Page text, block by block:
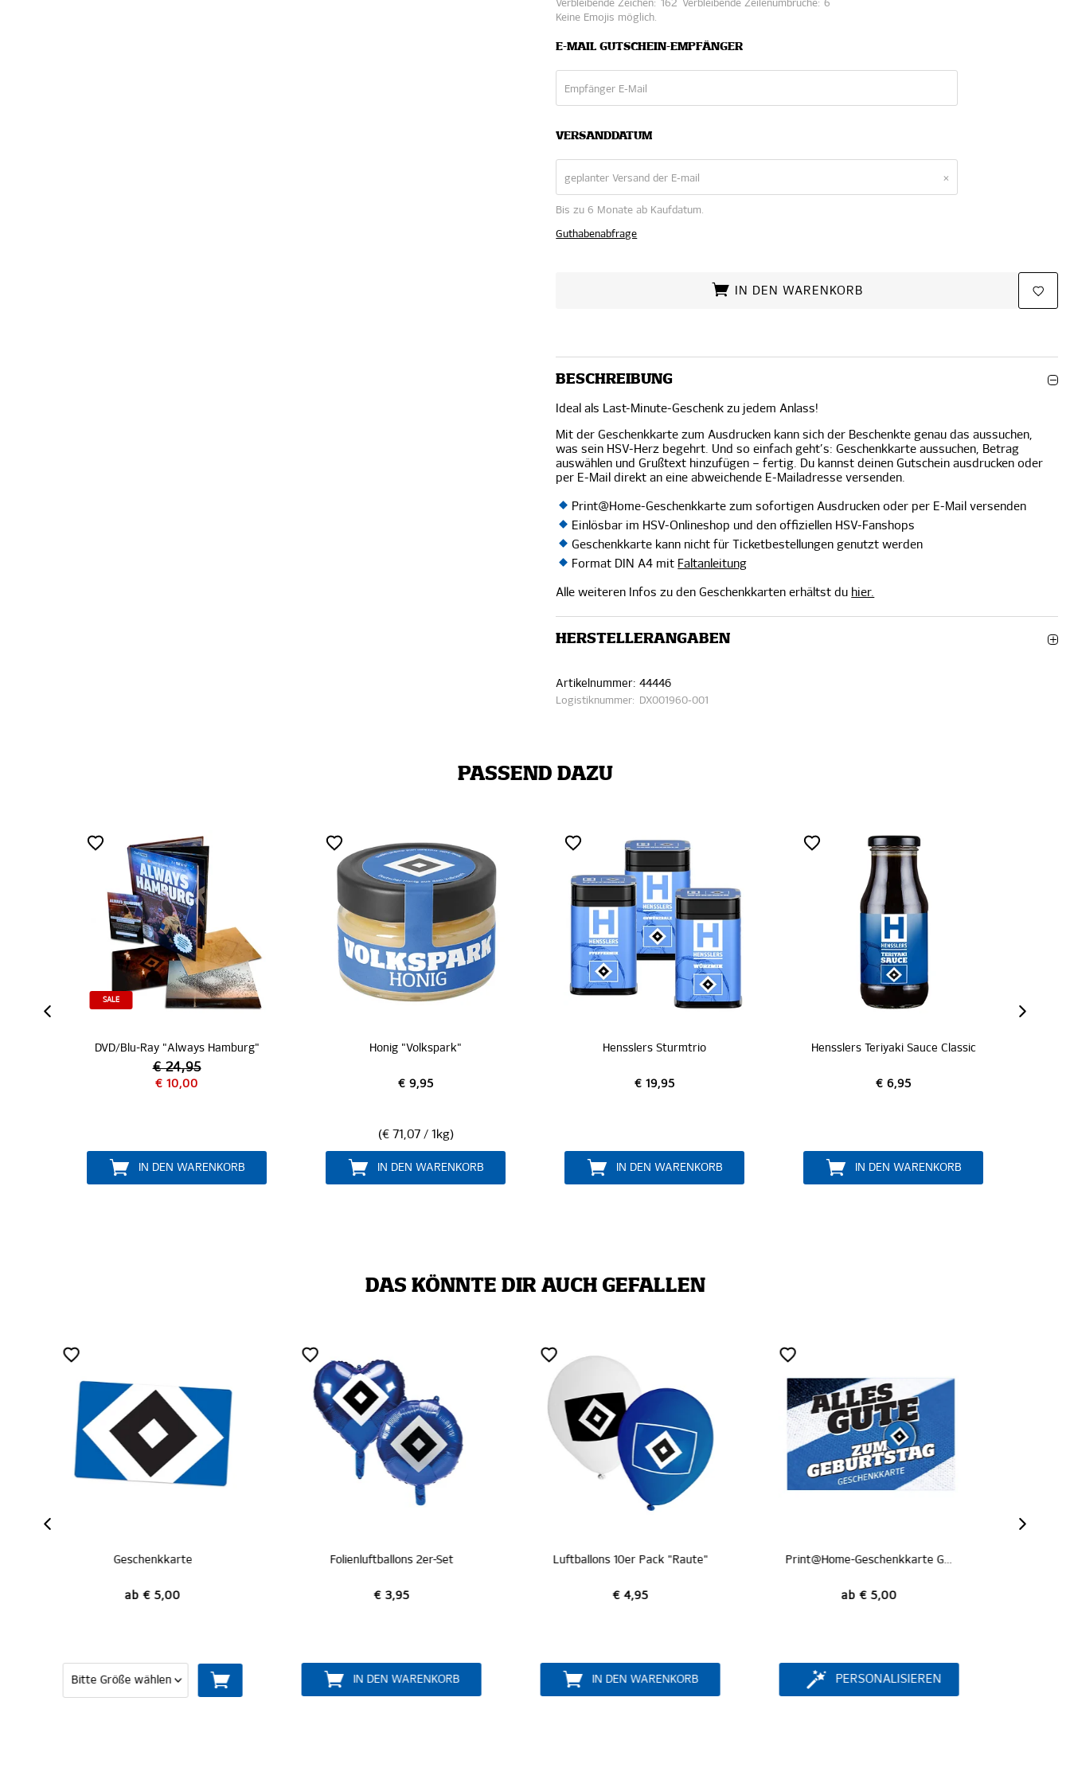
Verbleibende Zeichen: 162 Verbleibende Zeilenumbrüche: 6
Keine Emojis möglich.
E-MAIL GUTSCHEIN-EMPFÄNGER
VERSANDDATUM
×
Bis zu 6 Monate ab Kaufdatum.
Guthabenabfrage
IN DEN WARENKORB
BESCHREIBUNG
Ideal als Last-Minute-Geschenk zu jedem Anlass!
Mit der Geschenkkarte zum Ausdrucken kann sich der Beschenkte genau das aussuchen,
was sein HSV-Herz begehrt. Und so einfach geht’s: Geschenkkarte aussuchen, Betrag
auswählen und Grußtext hinzufügen – fertig. Du kannst deinen Gutschein ausdrucken oder
per E-Mail direkt an eine abweichende E-Mailadresse versenden.
Print@Home-Geschenkkarte zum sofortigen Ausdrucken oder per E-Mail versenden
Einlösbar im HSV-Onlineshop und den offiziellen HSV-Fanshops
Geschenkkarte kann nicht für Ticketbestellungen genutzt werden
Format DIN A4 mit Faltanleitung
Alle weiteren Infos zu den Geschenkkarten erhältst du hier.
HERSTELLERANGABEN
Artikelnummer: 44446
Logistiknummer: DX001960-001
PASSEND DAZU
Honig "Volkspark"
€ 9,95
IN DEN WARENKORB
Hensslers Sturmtrio
€ 19,95
IN DEN WARENKORB
Hensslers Teriyaki Sauce Classic
€ 6,95
IN DEN WARENKORB
040 Lakritzlikör
€ 19,95
IN DEN WARENKORB
DAS KÖNNTE DIR AUCH GEFALLEN
Folienluftballons 2er-Set
€ 3,95
IN DEN WARENKORB
Luftballons 10er Pack "Raute"
€ 4,95
IN DEN WARENKORB
ab € 5,00
PERSONALISIEREN
ab € 5,00
PERSONALISIEREN